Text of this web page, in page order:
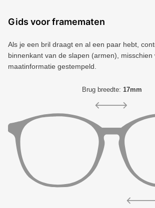
Gids voor framematen
Als je een bril draagt ​​en al een paar hebt,
binnenkant van de slapen (armen), misschien
maatinformatie gestempeld.
Brug breedte: 17mm